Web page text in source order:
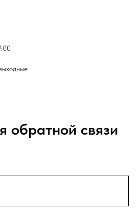
обратной связи